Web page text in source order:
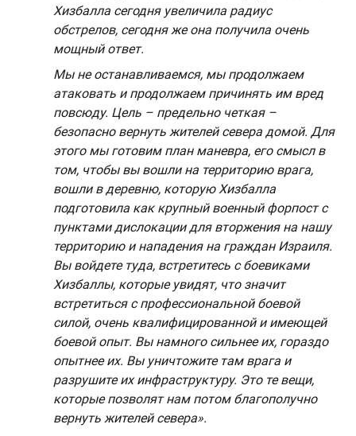
Хизбалла сегодня увеличила радиус
обстрелов, сегодня же она получила очень
мощный ответ.
Мы не останавливаемся, мы продолжаем
атаковать и продолжаем причинять им вред
повсюду. Цель – предельно четкая –
безопасно вернуть жителей севера домой. Для
этого мы готовим план маневра, его смысл в
том, чтобы вы вошли на территорию врага,
вошли в деревню, которую Хизбалла
подготовила как крупный военный форпост с
пунктами дислокации для вторжения на нашу
территорию и нападения на граждан Израиля.
Вы войдете туда, встретитесь с боевиками
Хизбаллы, которые увидят, что значит
встретиться с профессиональной боевой
силой, очень квалифицированной и имеющей
боевой опыт. Вы намного сильнее их, гораздо
опытнее их. Вы уничтожите там врага и
разрушите их инфраструктуру. Это те вещи,
которые позволят нам потом благополучно
вернуть жителей севера».